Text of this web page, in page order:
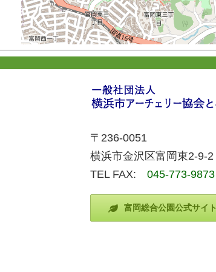
〒236-0051
横浜市金沢区富岡東2-9-2
TEL FAX:045-773-9873
富岡総合公園公式サイト